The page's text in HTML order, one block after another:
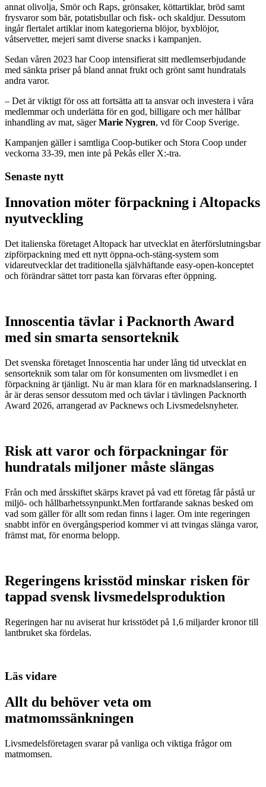
annat olivolja, Smör och Raps, grönsaker, köttartiklar, bröd samt
frysvaror som bär, potatisbullar och fisk- och skaldjur. Dessutom
ingår flertalet artiklar inom kategorierna blöjor, byxblöjor,
våtservetter, mejeri samt diverse snacks i kampanjen.
Sedan våren 2023 har Coop intensifierat sitt medlemserbjudande
med sänkta priser på bland annat frukt och grönt samt hundratals
andra varor.
– Det är viktigt för oss att fortsätta att ta ansvar och investera i våra
medlemmar och underlätta för en god, billigare och mer hållbar
inhandling av mat, sägerMarie Nygren, vd för Coop Sverige.
Kampanjen gäller i samtliga Coop-butiker och Stora Coop under
veckorna 33-39, men inte på Pekås eller X:-tra.
Senaste nytt
Innovation möter förpackning i Altopacks
nyutveckling
Det italienska företaget Altopack har utvecklat en återförslutningsbar
zipförpackning med ett nytt öppna-och-stäng-system som
vidareutvecklar det traditionella självhäftande easy-open-konceptet
och förändrar sättet torr pasta kan förvaras efter öppning.
Innoscentia tävlar i Packnorth Award
med sin smarta sensorteknik
Det svenska företaget Innoscentia har under lång tid utvecklat en
sensorteknik som talar om för konsumenten om livsmedlet i en
förpackning är tjänligt. Nu är man klara för en marknadslansering. I
år är deras sensor dessutom med och tävlar i tävlingen Packnorth
Award 2026, arrangerad av Packnews och Livsmedelsnyheter.
Risk att varor och förpackningar för
hundratals miljoner måste slängas
Från och med årsskiftet skärps kravet på vad ett företag får påstå ur
miljö- och hållbarhetssynpunkt.Men fortfarande saknas besked om
vad som gäller för allt som redan finns i lager. Om inte regeringen
snabbt inför en övergångsperiod kommer vi att tvingas slänga varor,
främst mat, för enorma belopp.
Regeringens krisstöd minskar risken för
tappad svensk livsmedelsproduktion
Regeringen har nu aviserat hur krisstödet på 1,6 miljarder kronor till
lantbruket ska fördelas.
Läs vidare
Allt du behöver veta om
matmomssänkningen
Livsmedelsföretagen svarar på vanliga och viktiga frågor om
matmomsen.